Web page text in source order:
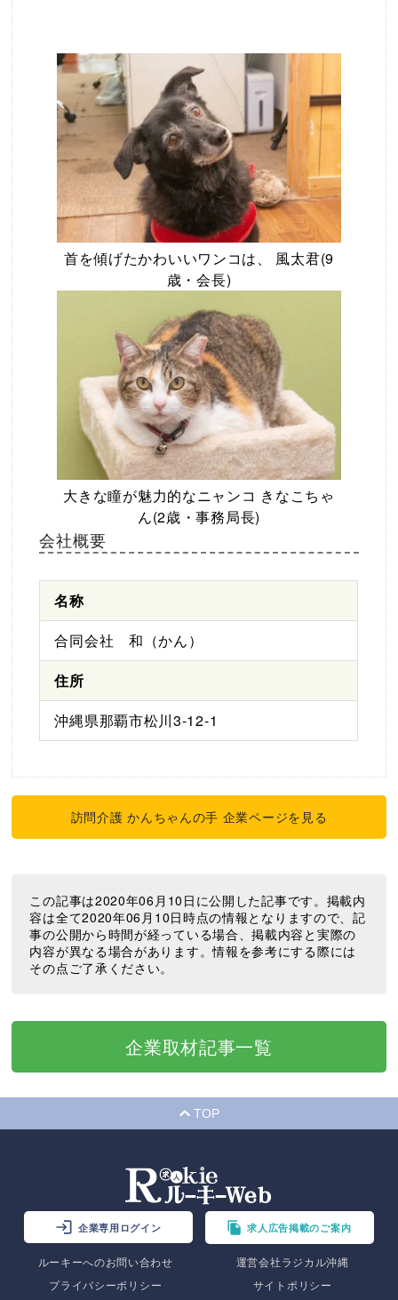
首を傾げたかわいいワンコは、 風太君(9
歳・会長)
大きな瞳が魅力的なニャンコ きなこちゃ
ん(2歳・事務局長)
会社概要
名称
合同会社 和（かん）
住所
沖縄県那覇市松川3-12-1
訪問介護 かんちゃんの手 企業ページを見る
この記事は2020年06月10日に公開した記事です。掲載内
容は全て2020年06月10日時点の情報となりますので、記
事の公開から時間が経っている場合、掲載内容と実際の
内容が異なる場合があります。情報を参考にする際には
その点ご了承ください。
企業取材記事一覧
TOP
企業専用ログイン 求人広告掲載のご案内
ルーキーへのお問い合わせ
運営会社ラジカル沖縄
プライバシーポリシー
サイトポリシー